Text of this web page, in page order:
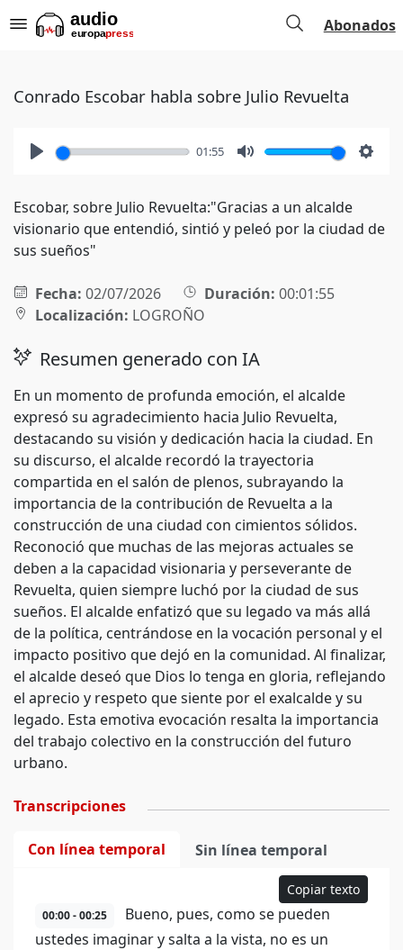
Abonados
Conrado Escobar habla sobre Julio Revuelta
01:55
Escobar, sobre Julio Revuelta:"Gracias a un alcalde
visionario que entendió, sintió y peleó por la ciudad de
sus sueños"
Fecha: 02/07/2026 Duración: 00:01:55
Localización: LOGROÑO
Resumen generado con IA
En un momento de profunda emoción, el alcalde
expresó su agradecimiento hacia Julio Revuelta,
destacando su visión y dedicación hacia la ciudad. En
su discurso, el alcalde recordó la trayectoria
compartida en el salón de plenos, subrayando la
importancia de la contribución de Revuelta a la
construcción de una ciudad con cimientos sólidos.
Reconoció que muchas de las mejoras actuales se
deben a la capacidad visionaria y perseverante de
Revuelta, quien siempre luchó por la ciudad de sus
sueños. El alcalde enfatizó que su legado va más allá
de la política, centrándose en la vocación personal y el
impacto positivo que dejó en la comunidad. Al finalizar,
el alcalde deseó que Dios lo tenga en gloria, reflejando
el aprecio y respeto que siente por el exalcalde y su
legado. Esta emotiva evocación resalta la importancia
del trabajo colectivo en la construcción del futuro
urbano.
Transcripciones
Con línea temporal Sin línea temporal
Copiar texto
00:00 - 00:25
Bueno, pues, como se pueden
ustedes imaginar y salta a la vista, no es un